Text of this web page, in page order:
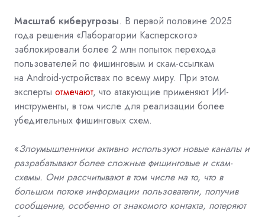
Масштаб киберугрозы. В первой половине 2025
года решения «Лаборатории Касперского»
заблокировали более 2 млн попыток перехода
пользователей по фишинговым и скам-ссылкам
на Android-устройствах по всему миру. При этом
эксперты отмечают, что атакующие применяют ИИ-
инструменты, в том числе для реализации более
убедительных фишинговых схем.
«Злоумышленники активно используют новые каналы и
разрабатывают более сложные фишинговые и скам-
схемы. Они рассчитывают в том числе на то, что в
большом потоке информации пользователи, получив
сообщение, особенно от знакомого контакта, потеряют